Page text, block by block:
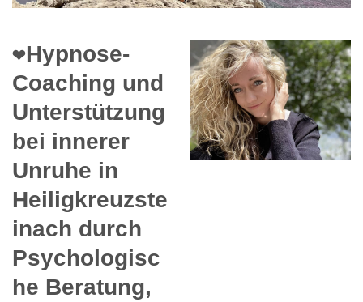
❤️Hypnose-
Coaching und
Unterstützung
bei innerer
Unruhe in
Heiligkreuzste
inach durch
Psychologisc
he Beratung,